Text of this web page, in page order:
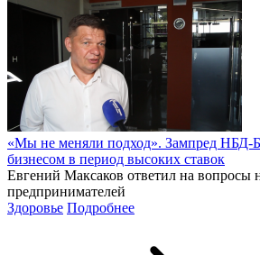
«Мы не меняли подход». Зампред НБД-
бизнесом в период высоких ставок
Евгений Максаков ответил на вопросы
предпринимателей
Здоровье Подробнее